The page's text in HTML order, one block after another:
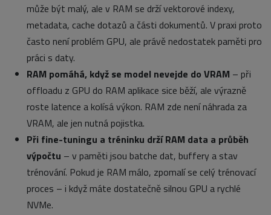
může být malý, ale v RAM se drží vektorové indexy,
metadata, cache dotazů a části dokumentů. V praxi proto
často není problém GPU, ale právě nedostatek paměti pro
práci s daty.
RAM pomáhá, když se model nevejde do VRAM – při
offloadu z GPU do RAM aplikace sice běží, ale výrazně
roste latence a kolísá výkon. RAM zde není náhrada za
VRAM, ale jen nutná pojistka.
Při fine-tuningu a tréninku drží RAM data a průběh
výpočtu – v paměti jsou batche dat, buffery a stav
trénování. Pokud je RAM málo, zpomalí se celý trénovací
proces – i když máte dostatečně silnou GPU a rychlé
NVMe.